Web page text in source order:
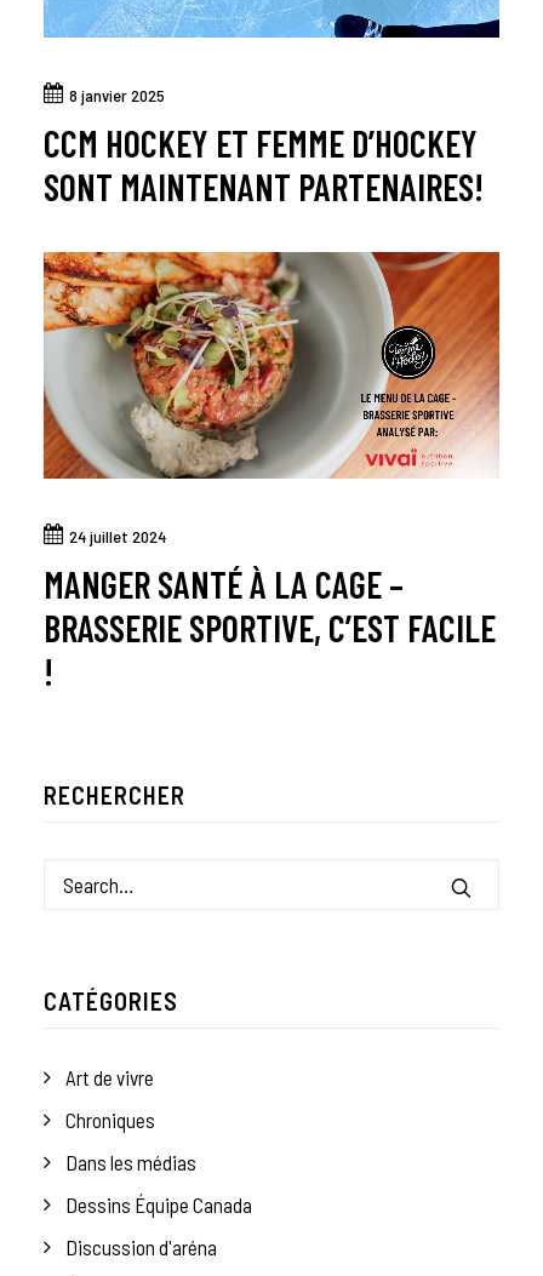
8 janvier 2025
CCM HOCKEY ET FEMME D’HOCKEY
SONT MAINTENANT PARTENAIRES!
24 juillet 2024
MANGER SANTÉ À LA CAGE –
BRASSERIE SPORTIVE, C’EST FACILE
!
RECHERCHER
CATÉGORIES
Art de vivre
Chroniques
Dans les médias
Dessins Équipe Canada
Discussion d'aréna